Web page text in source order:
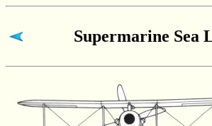
Supermarine Sea